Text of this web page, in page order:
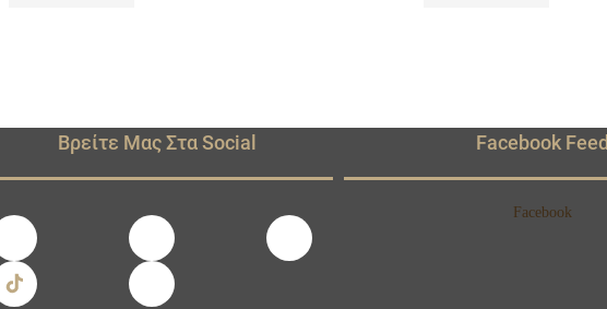
Βρείτε Μας Στα Social Facebook Feed
Facebook